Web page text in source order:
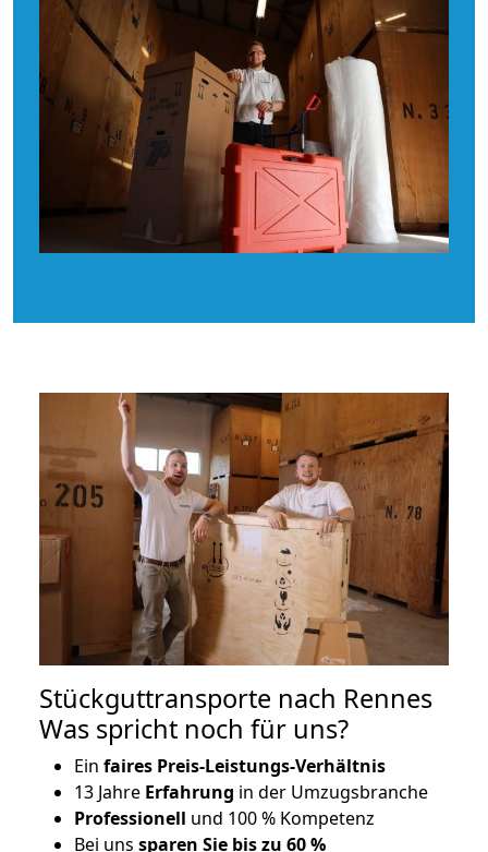
Stückguttransporte nach Rennes
Was spricht noch für uns?
Ein faires Preis-Leistungs-Verhältnis
13 Jahre Erfahrung in der Umzugsbranche
Professionell und 100 % Kompetenz
Bei uns sparen Sie bis zu 60 %